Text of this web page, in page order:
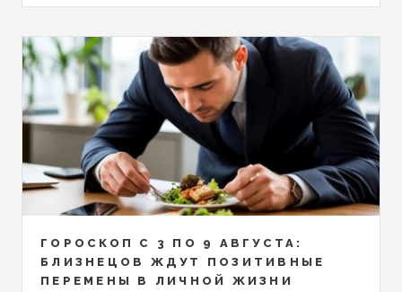
ГОРОСКОП С 3 ПО 9 АВГУСТА:
БЛИЗНЕЦОВ ЖДУТ ПОЗИТИВНЫЕ
ПЕРЕМЕНЫ В ЛИЧНОЙ ЖИЗНИ